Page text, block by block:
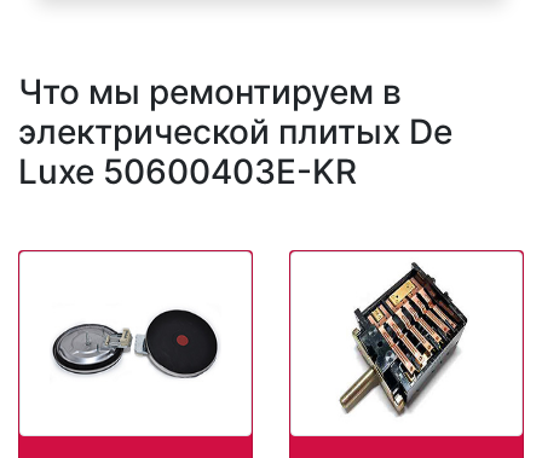
Что мы ремонтируем в
электрической плитых De
Luxe 50600403E-KR